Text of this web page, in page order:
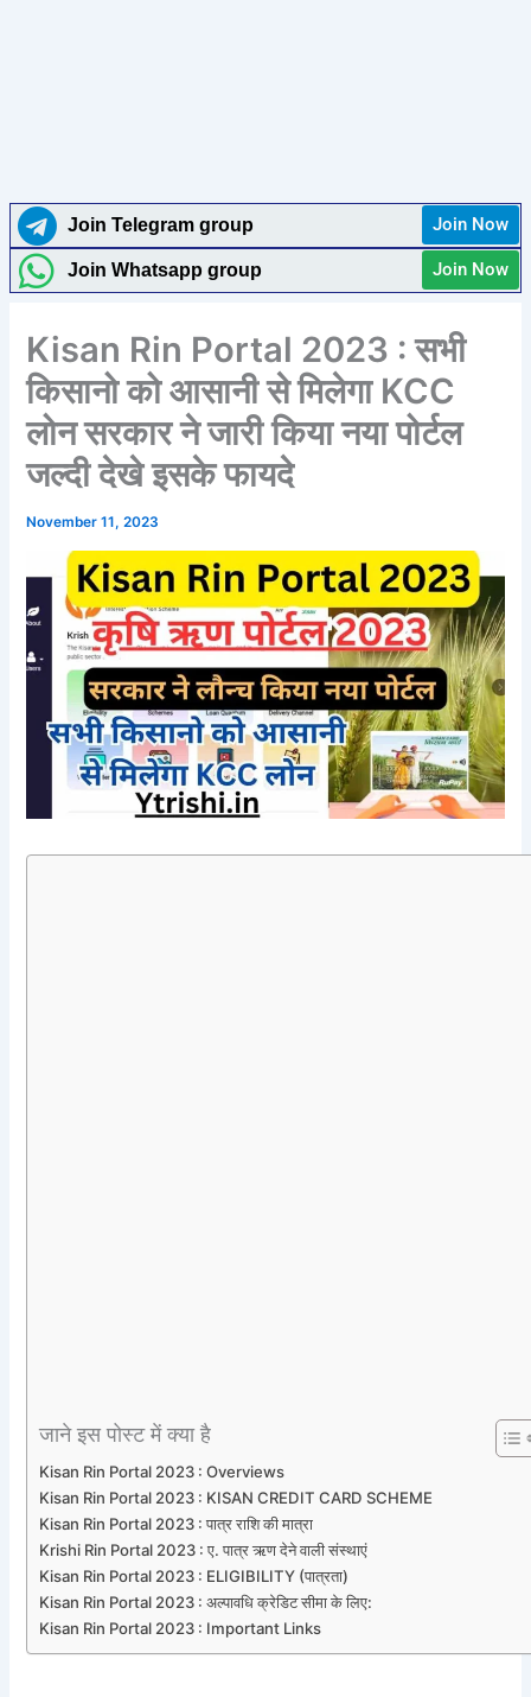
Join Telegram group Join Now
Join Whatsapp group Join Now
Kisan Rin Portal 2023 : सभी
किसानो को आसानी से मिलेगा KCC
लोन सरकार ने जारी किया नया पोर्टल
जल्दी देखे इसके फायदे
November 11, 2023
जाने इस पोस्ट में क्या है
Kisan Rin Portal 2023 : Overviews
Kisan Rin Portal 2023 : KISAN CREDIT CARD SCHEME
Kisan Rin Portal 2023 : पात्र राशि की मात्रा
Krishi Rin Portal 2023 : ए. पात्र ऋण देने वाली संस्थाएं
Kisan Rin Portal 2023 : ELIGIBILITY (पात्रता)
Kisan Rin Portal 2023 : अल्पावधि क्रेडिट सीमा के लिए:
Kisan Rin Portal 2023 : Important Links